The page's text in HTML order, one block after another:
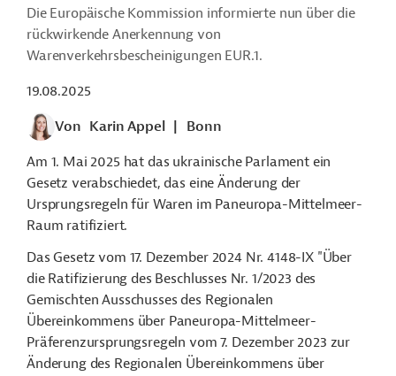
Die Europäische Kommission informierte nun über die
rückwirkende Anerkennung von
Warenverkehrsbescheinigungen EUR.1.
19.08.2025
Von Karin Appel
Bonn
Am 1. Mai 2025 hat das ukrainische Parlament ein
Gesetz verabschiedet, das eine Änderung der
Ursprungsregeln für Waren im Paneuropa-Mittelmeer-
Raum ratifiziert.
Das Gesetz vom 17. Dezember 2024 Nr. 4148-IX "Über
die Ratifizierung des Beschlusses Nr. 1/2023 des
Gemischten Ausschusses des Regionalen
Übereinkommens über Paneuropa-Mittelmeer-
Präferenzursprungsregeln vom 7. Dezember 2023 zur
Änderung des Regionalen Übereinkommens über